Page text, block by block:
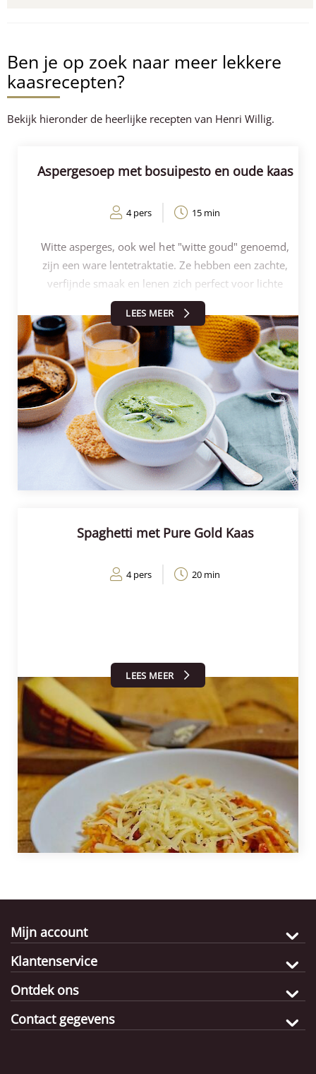
Ben je op zoek naar meer lekkere
kaasrecepten?
Bekijk hieronder de heerlijke recepten van Henri Willig.
Aspergesoep met bosuipesto en oude kaas
4 pers 15 min
Witte asperges, ook wel het "witte goud" genoemd,
zijn een ware lentetraktatie. Ze hebben een zachte,
verfijnde smaak en lenen zich perfect voor lichte
en elegante gerechten. In dit recept combineren we ze
met een verrassende bosuipesto, die de soep nét dat
beetje extra pit en frisheid geeft. Een heerlijke,
seizoensgebonden soep die zowel verwarmend als
verfrissend is — perfect als lunch of als stijlvol
voorgerecht bij een lente- of paasmenu.
LEES MEER
Spaghetti met Pure Gold Kaas
4 pers 20 min
LEES MEER
Mijn account
Klantenservice
Ontdek ons
Contact gegevens